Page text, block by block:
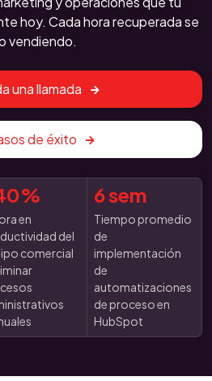
hoy. Cada hora recuperada se
vendiendo.
una llamada
de éxito
en
del
comercial
6 sem
Tiempo promedio
de
implementación
de
automatizaciones
de proceso en
HubSpot